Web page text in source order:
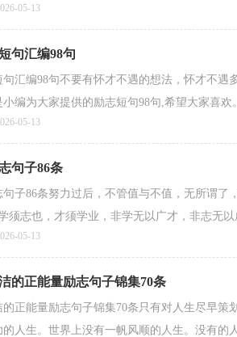
05-13
句汇编98句
句汇编98句不要有怀才不遇的想法，怀才不
编为大家提供的励志短句98句,希望大家喜欢
05-13
句子86条
句子86条努力过后，不管值与不值，无所谓
须志也，才须学业，非学无以广才，非志无
05-13
的正能量励志句子锦集70条
的正能量励志句子锦集70条只有对人生尽早
的人生。世界上没有一帆风顺的人生。没有的